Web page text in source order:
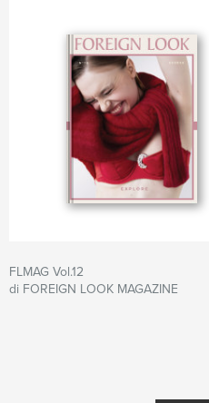
FLMAG Vol.12
di FOREIGN LOOK MAGAZINE